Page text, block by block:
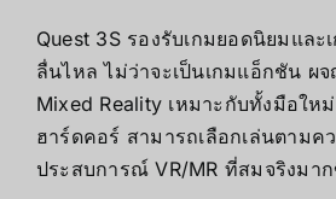
Quest 3S รองรับเกมยอดนิยมและ
ลื่นไหล ไม่ว่าจะเป็นเกมแอ็กชัน ผ
Mixed Reality เหมาะกับทั้งมือให
ฮาร์ดคอร์ สามารถเลือกเล่นตาม
ประสบการณ์ VR/MR ที่สมจริงมา